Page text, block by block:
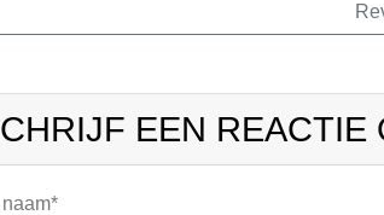
EEN REACTIE